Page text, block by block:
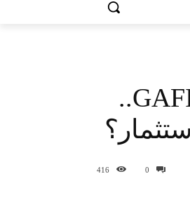
الجزائر تخرج من القائمة الرمادية لـ GAFI..
0
416